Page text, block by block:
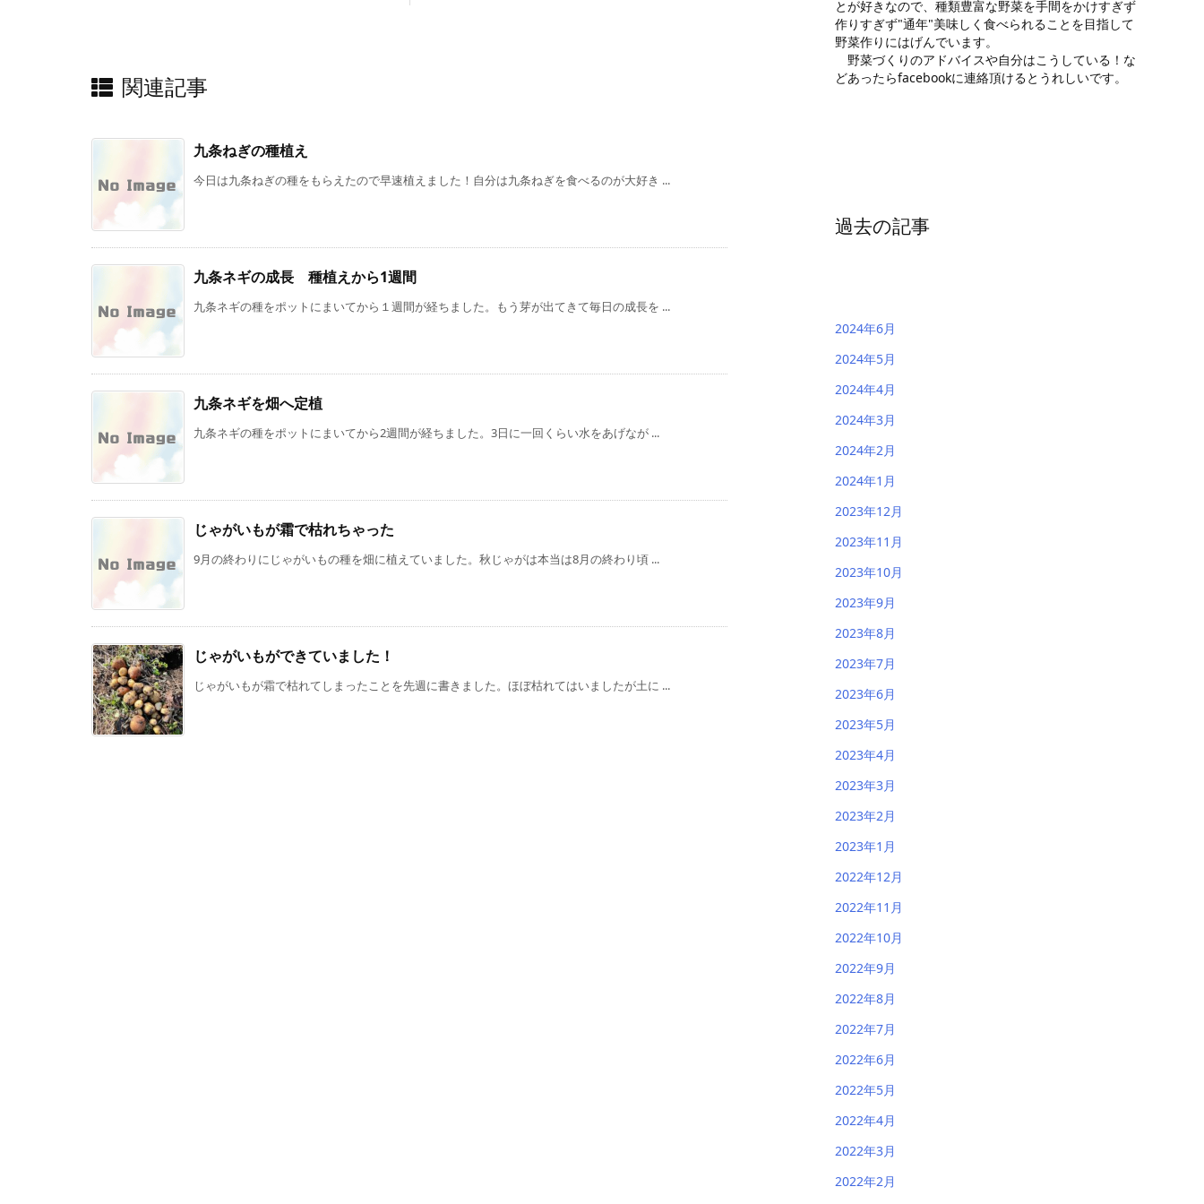
関連記事
九条ねぎの種植え
今日は九条ねぎの種をもらえたので早速植えました！自分は九条ねぎを食べるのが大好き ...
九条ネギの成長 種植えから1週間
九条ネギの種をポットにまいてから１週間が経ちました。もう芽が出てきて毎日の成長を ...
九条ネギを畑へ定植
九条ネギの種をポットにまいてから2週間が経ちました。3日に一回くらい水をあげなが ...
じゃがいもが霜で枯れちゃった
9月の終わりにじゃがいもの種を畑に植えていました。秋じゃがは本当は8月の終わり頃 ...
じゃがいもができていました！
じゃがいもが霜で枯れてしまったことを先週に書きました。ほぼ枯れてはいましたが土に ...
とが好きなので、種類豊富な野菜を手間をかけすぎず
作りすぎず"通年"美味しく食べられることを目指して
野菜作りにはげんでいます。
野菜づくりのアドバイスや自分はこうしている！な
どあったらfacebookに連絡頂けるとうれしいです。
過去の記事
2024年6月
2024年5月
2024年4月
2024年3月
2024年2月
2024年1月
2023年12月
2023年11月
2023年10月
2023年9月
2023年8月
2023年7月
2023年6月
2023年5月
2023年4月
2023年3月
2023年2月
2023年1月
2022年12月
2022年11月
2022年10月
2022年9月
2022年8月
2022年7月
2022年6月
2022年5月
2022年4月
2022年3月
2022年2月